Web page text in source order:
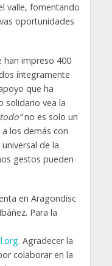
valle, fomentando
oportunidades
han impreso 400
íntegramente
que ha
solidario vea la
no es solo un
los demás con
de la
gestos pueden
en Aragondisc
Para la
. Agradecer la
colaborar en la